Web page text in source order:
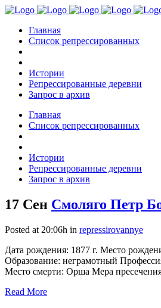
Главная
Список репрессированных
Истории
Репрессированные деревни
Запрос в архив
Главная
Список репрессированных
Истории
Репрессированные деревни
Запрос в архив
17 Сен Смоляго Петр
Posted at 20:06h in repressirovannye
Дата рождения: 1877 г. Место
Образование: неграмотный
Место смерти: Орша Мера
Read More